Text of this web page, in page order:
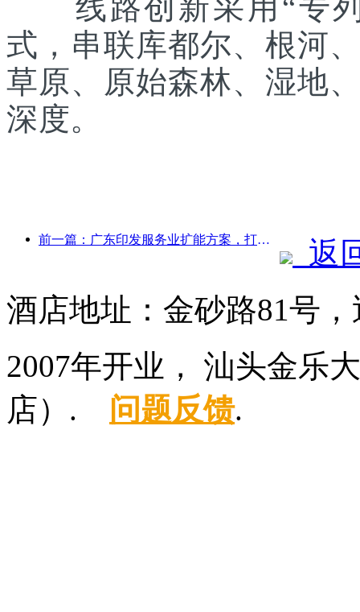
线路创新采用“专列
式，串联库都尔、根河
草原、原始森林、湿地
深度。
前一篇：广东印发服务业扩能方案，打造大湾区世界级旅游目的地
返
酒店地址：金砂路81号
2007年开业， 汕头金乐
店）. 问题反馈.